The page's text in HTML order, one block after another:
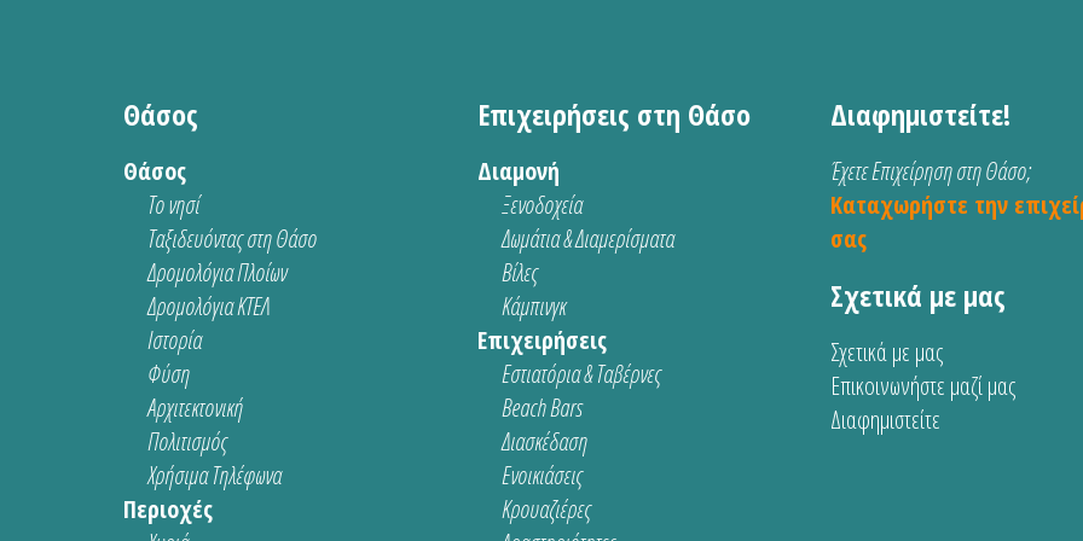
Θάσος
Θάσος
Το νησί
Ταξιδευόντας στη Θάσο
Δρομολόγια Πλοίων
Δρομολόγια ΚΤΕΛ
Ιστορία
Φύση
Αρχιτεκτονική
Πολιτισμός
Χρήσιμα Τηλέφωνα
Περιοχές
Επιχειρήσεις στη Θάσο
Διαμονή
Ξενοδοχεία
Δωμάτια & Διαμερίσματα
Βίλες
Κάμπινγκ
Επιχειρήσεις
Εστιατόρια & Ταβέρνες
Beach Bars
Διασκέδαση
Ενοικιάσεις
Κρουαζιέρες
Διαφημιστείτε!
Έχετε Επιχείρηση στη Θάσο;
Καταχωρήστε την
σας
Σχετικά με μας
Σχετικά με μας
Επικοινωνήστε μαζί μας
Διαφημιστείτε